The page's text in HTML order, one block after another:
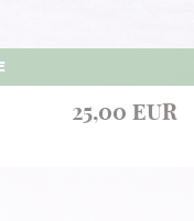
25,00 EUR